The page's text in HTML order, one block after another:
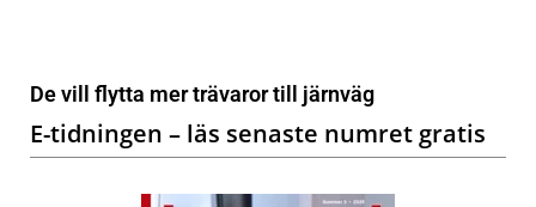
De vill flytta mer trävaror till järnväg
E-tidningen – läs senaste numret gratis